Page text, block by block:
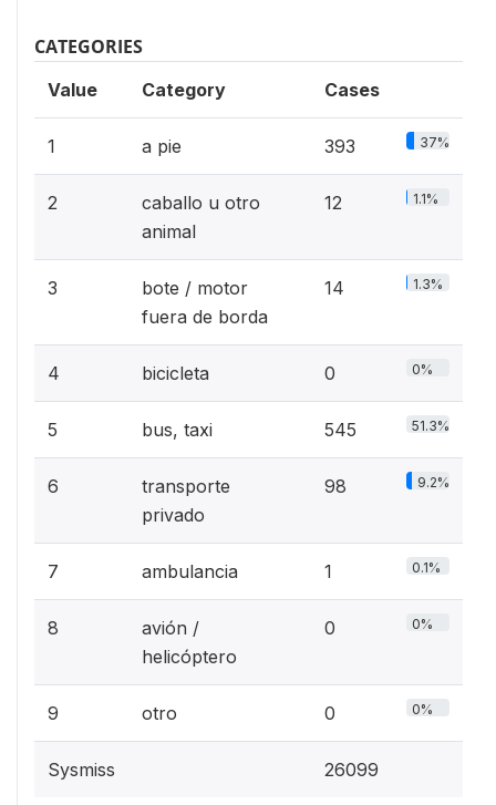
CATEGORIES
Value Category Cases
1 a pie 393 37%
2
caballo u otro
animal
12 1.1%
3
bote / motor
fuera de borda
14 1.3%
4 bicicleta 0 0%
5 bus, taxi 545 51.3%
6
transporte
privado
98 9.2%
7 ambulancia 1 0.1%
8
avión /
helicóptero
0 0%
9 otro 0 0%
Sysmiss 26099